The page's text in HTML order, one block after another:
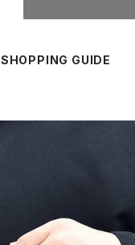
SHOPPING GUIDE